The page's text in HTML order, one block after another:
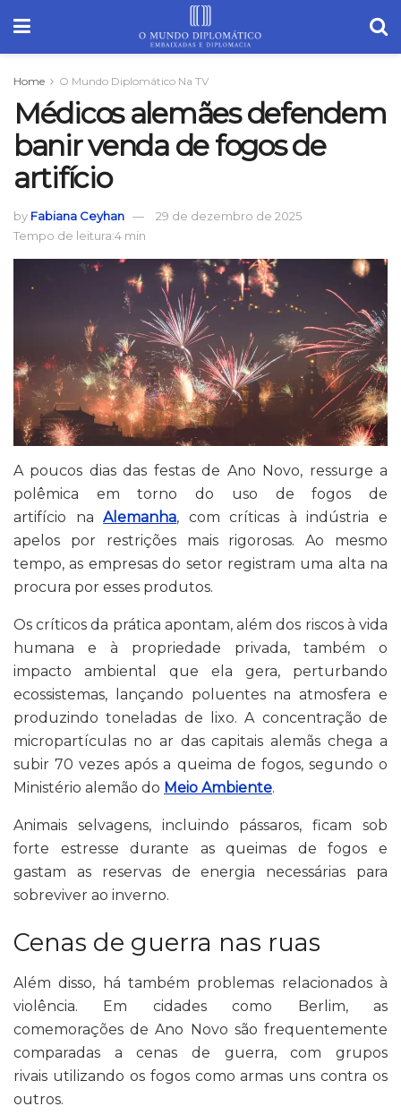
Home O Mundo Diplomático Na TV
Médicos alemães defendem
banir venda de fogos de
artifício
by Fabiana Ceyhan
29 de dezembro de 2025
Tempo de leitura:4 min
A poucos dias das festas de Ano Novo, ressurge a
polêmica em torno do uso de fogos de
artifício naAlemanha, com críticas à indústria e
apelos por restrições mais rigorosas. Ao mesmo
tempo, as empresas do setor registram uma alta na
procura por esses produtos.
Os críticos da prática apontam, além dos riscos à vida
humana e à propriedade privada, também o
impacto ambiental que ela gera, perturbando
ecossistemas, lançando poluentes na atmosfera e
produzindo toneladas de lixo. A concentração de
micropartículas no ar das capitais alemãs chega a
subir 70 vezes após a queima de fogos, segundo o
Ministério alemão do Meio Ambiente.
Animais selvagens, incluindo pássaros, ficam sob
forte estresse durante as queimas de fogos e
gastam as reservas de energia necessárias para
sobreviver ao inverno.
Cenas de guerra nas ruas
Além disso, há também problemas relacionados à
violência. Em cidades como Berlim, as
comemorações de Ano Novo são frequentemente
comparadas a cenas de guerra, com grupos
rivais utilizando os fogos como armas uns contra os
outros.